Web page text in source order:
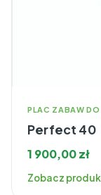
PLAC ZABAW DO
Perfect 40
1 900,00zł
Zobacz